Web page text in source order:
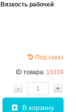
Вязкость рабочей
Под заказ
ID товара: 10339
- +
В корзину